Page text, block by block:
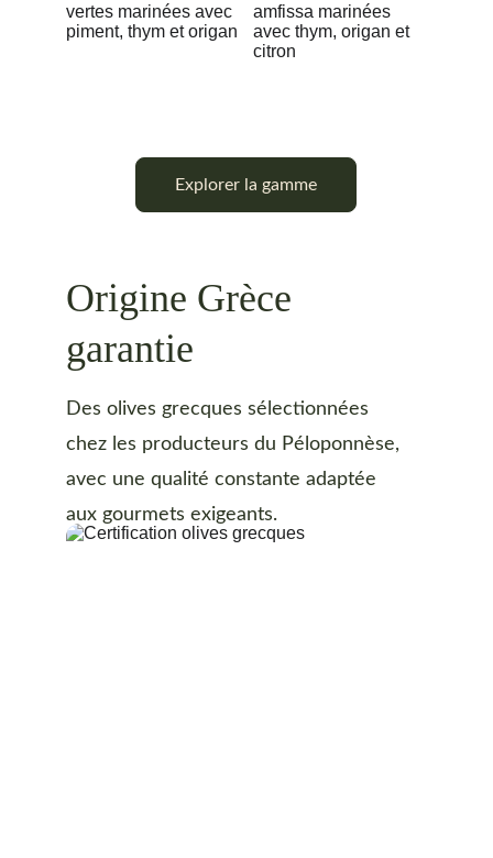
Explorer la gamme
Origine Grèce
garantie
Des olives grecques sélectionnées
chez les producteurs du Péloponnèse,
avec une qualité constante adaptée
aux gourmets exigeants.